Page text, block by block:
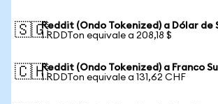
🇸🇬Reddit (Ondo Tokenized) a Dólar de
1 RDDTon equivale a 208,18 $
🇨🇭Reddit (Ondo Tokenized) a Franco
1 RDDTon equivale a 131,62 CHF